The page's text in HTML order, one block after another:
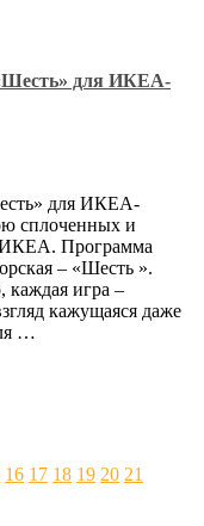
для ИКЕА-
для ИКЕА-
сплоченных и
ИКЕА. Программа
– «Шесть ».
каждая игра –
кажущаяся даже
…
16 17 18 19 20 21